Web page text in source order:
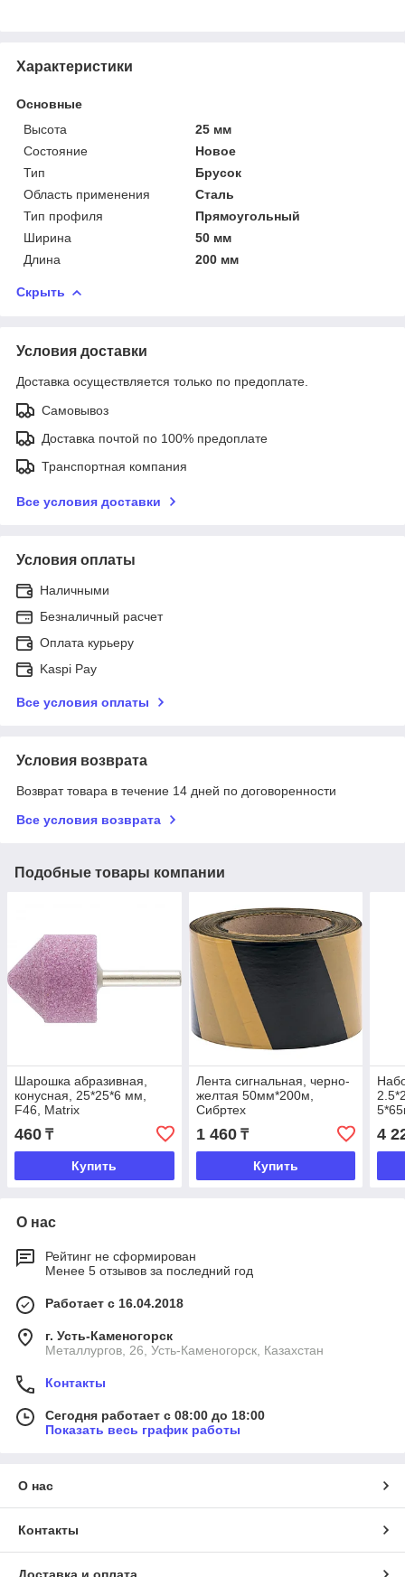
Характеристики
Основные
Высота
25 мм
Состояние
Новое
Тип
Брусок
Область применения
Сталь
Тип профиля
Прямоугольный
Ширина
50 мм
Длина
200 мм
Скрыть
Условия доставки
Доставка осуществляется только по предоплате.
Самовывоз
Доставка почтой по 100% предоплате
Транспортная компания
Все условия доставки
Условия оплаты
Наличными
Безналичный расчет
Оплата курьеру
Kaspi Pay
Все условия оплаты
Условия возврата
Возврат товара в течение 14 дней по договоренности
Все условия возврата
Подобные товары компании
Шарошка абразивная,
конусная, 25*25*6 мм,
F46, Matrix
460 ₸
Купить
Лента сигнальная, черно-
желтая 50мм*200м,
Сибртех
1 460₸
Купить
4
О нас
Рейтинг не сформирован
Менее 5 отзывов за последний год
Работает с 16.04.2018
г. Усть-Каменогорск
Металлургов, 26, Усть-Каменогорск, Казахстан
Контакты
Сегодня работает с 08:00 до 18:00
Показать весь график работы
О нас
Контакты